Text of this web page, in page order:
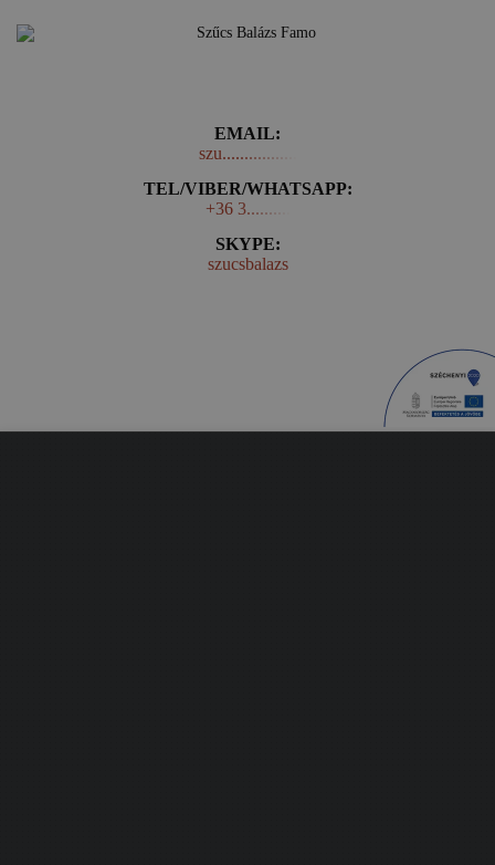
EMAIL:
szu.................
TEL/VIBER/WHATSAPP:
+36 3..........
SKYPE:
szucsbalazs